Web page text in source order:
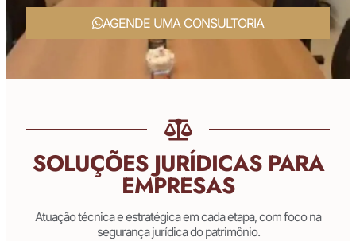
AGENDE UMA CONSULTORIA
SOLUÇÕES JURÍDICAS PARA
EMPRESAS
Atuação técnica e estratégica em cada etapa, com foco na
segurança jurídica do patrimônio.